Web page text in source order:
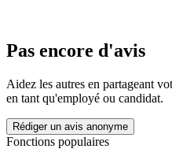
Pas encore d'avis
Aidez les autres en partageant
en tant qu'employé ou candidat.
Rédiger un avis anonyme
Fonctions populaires